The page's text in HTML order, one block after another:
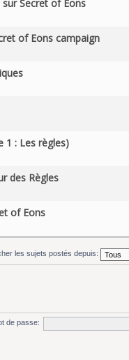
Secret of Eons
of Eons campaign
1 : Les règles)
des Règles
of Eons
les sujets postés depuis:
de passe: